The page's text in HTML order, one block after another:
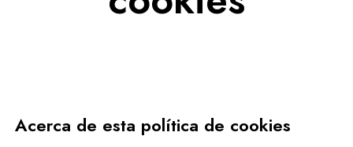
Acerca de esta política de cookies